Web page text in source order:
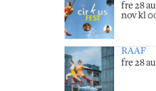
fre 28
nov kl
RAAF
fre 28